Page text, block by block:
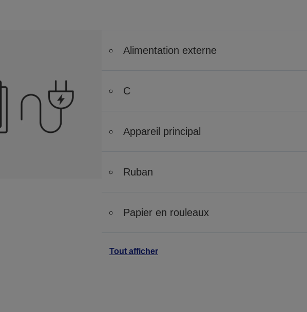
Alimentation externe
C
Appareil principal
Ruban
Papier en rouleaux
Tout afficher